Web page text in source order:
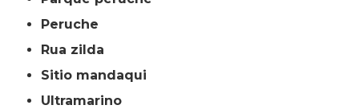
peruche
rua zilda
sitio mandaqui
ultramarino